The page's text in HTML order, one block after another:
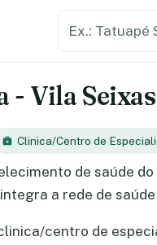
- Vila
Clinica/Centro de
de saúde do
a rede de
centro de